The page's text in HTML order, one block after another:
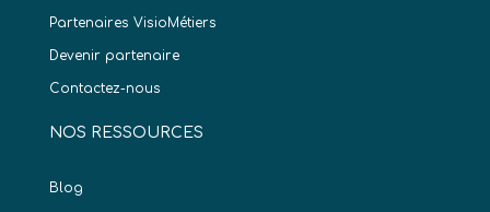
Partenaires VisioMétiers
Devenir partenaire
Contactez-nous
NOS RESSOURCES
Blog